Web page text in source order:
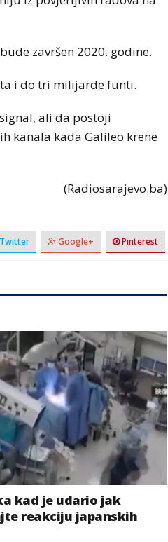
završen 2020. godine.
i do tri milijarde funti.
ali da postoji
kanala kada Galileo krene
(Radiosarajevo.ba)
Google+ Pinterest
kad je udario jak
reakciju japanskih